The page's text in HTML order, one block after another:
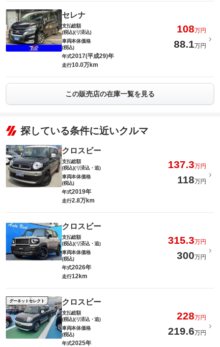
セレナ
支払総額
(税込)(リ済込)
108万円
車両本体価格
(税込)
88.1万円
年式2017(平成29)年
走行10.0万km
この販売店の在庫一覧を見る
探している条件に近いクルマ
クロスビー
支払総額
(税込)(リ済込・追)
137.3万円
車両本体価格
(税込)
118万円
年式2019年
走行2.8万km
クロスビー
支払総額
(税込)(リ済込・追)
315.3万円
車両本体価格
(税込)
300万円
年式2026年
走行12km
グーネットセレクト クロスビー
支払総額
(税込)(リ済込・追)
228万円
車両本体価格
(税込)
219.6万円
年式2025年